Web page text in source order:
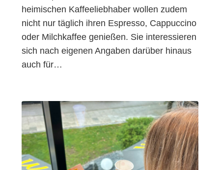
heimischen Kaffeeliebhaber wollen zudem
nicht nur täglich ihren Espresso, Cappuccino
oder Milchkaffee genießen. Sie interessieren
sich nach eigenen Angaben darüber hinaus
auch für…